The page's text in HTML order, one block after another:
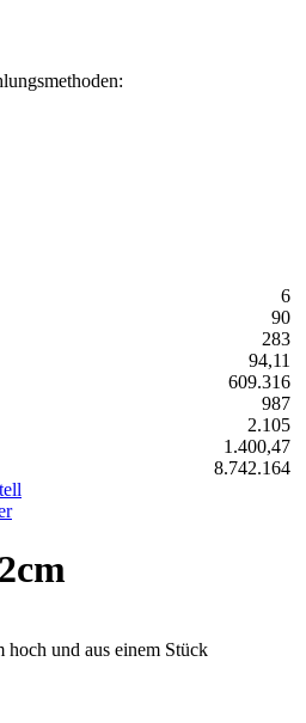
6
90
283
94,11
609.316
987
2.105
1.400,47
8.742.164
hoch und aus einem Stück